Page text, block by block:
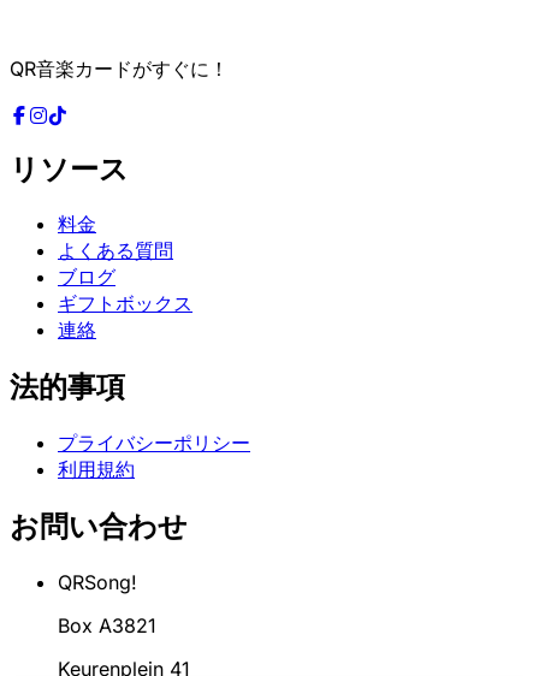
QR音楽カードがすぐに！
リソース
料金
よくある質問
ブログ
ギフトボックス
連絡
法的事項
プライバシーポリシー
利用規約
お問い合わせ
QRSong!
Box A3821
Keurenplein 41